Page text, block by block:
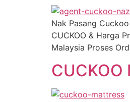
Nak Pasang
CUCKOO & Harga
Malaysia Proses
CUCKOO